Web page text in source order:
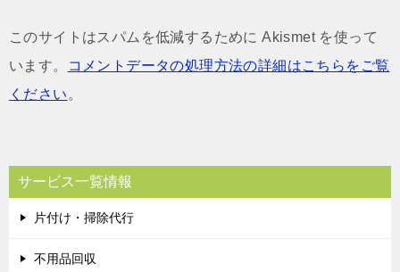
このサイトはスパムを低減するために Akismet を使って
います。
コメントデータの処理方法の詳細はこちらをご覧
ください 。
サービス一覧情報
片付け・掃除代行
不用品回収